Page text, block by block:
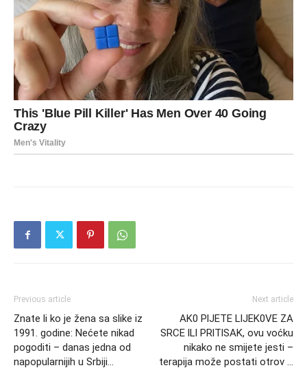
Previous article
Znate li ko je žena sa slike iz
1991. godine: Nećete nikad
pogoditi – danas jedna od
napopularnijih u Srbiji…
Next article
AK0 PlJETE LlJEK0VE ZA
SRCE lLl PRlTlSAK, ovu voćku
nikako ne smijete jesti –
terapija može postati otrov …